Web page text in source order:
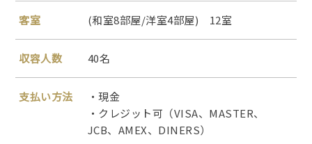
客室 (和室8部屋/洋室4部屋) 12室
収容人数 40名
支払い方法
・現金
・クレジット可（VISA、MASTER、
JCB、AMEX、DINERS）